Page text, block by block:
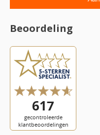
Beoordeling